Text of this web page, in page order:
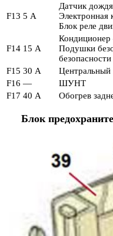
F13 5 А
Датчик
Электронная
Блок реле
F14 15 А
Подушки
F15 30 А
Центральный
F16 —
ШУНТ
F17 40 А Обогрев
Блок